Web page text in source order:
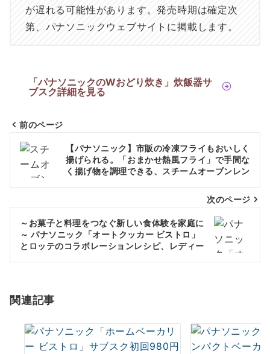
が遅れる可能性があります。発売時期は確定次
第、パナソニックウェブサイトに掲載します。
「パナソニックのWおどり炊き」炊飯器サ
ブスク詳細を見る
投
稿
ナ
ビ
ゲ
ー
シ
ン
前のページ
【パナソニック】市販の冷凍フライもおいしく
揚げられる。「おまかせ熱風フライ」で手間な
く揚げ物を調理できる、スチームオーブンレン
次のページ
～お菓子と料理をつなぐ新しい食体験を家庭に
～ パナソニック「オートクッカー ビストロ」
とロッテのコラボレーションレシピ、レディー
関連記事